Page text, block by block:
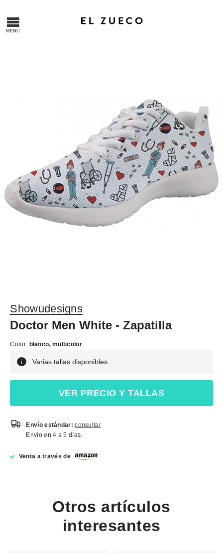
Showudesigns
Doctor Men White - Zapatilla
Color: blanco, multicolor
Varias tallas disponibles.
VER PRECIO Y TALLAS
Envío estándar:consultar
Envío en 4 a 5 días.
Venta a través de
Otros artículos
interesantes